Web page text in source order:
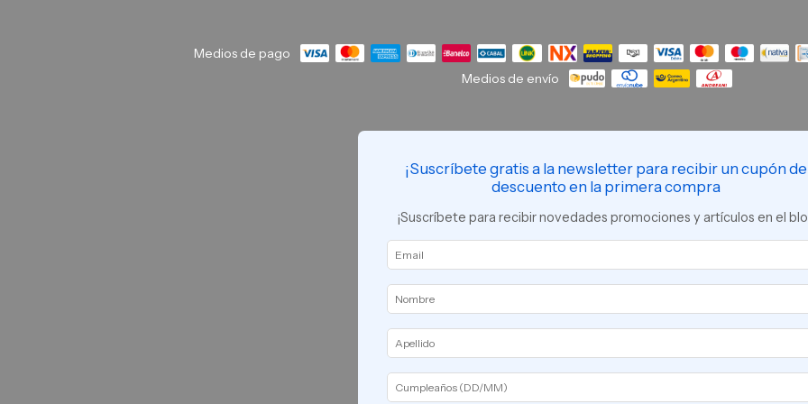
Medios de pago
Medios de envío
¡Suscríbete gratis a la newsletter para recibir un cupón de
descuento en la primera compra
¡Suscríbete para recibir novedades promociones y artículos en el